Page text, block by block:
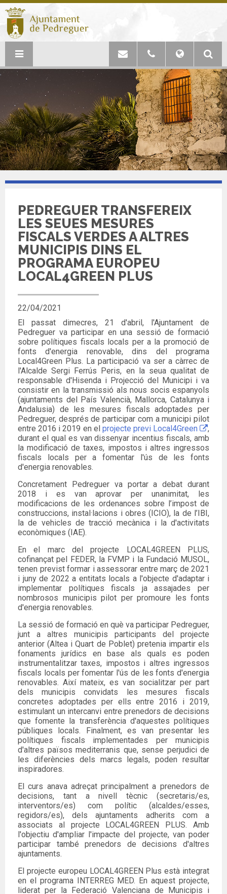
PEDREGUER TRANSFEREIX
LES SEUES MESURES
FISCALS VERDES A ALTRES
MUNICIPIS DINS EL
PROGRAMA EUROPEU
LOCAL4GREEN PLUS
22/04/2021
El passat dimecres, 21 d'abril, l'Ajuntament de
Pedreguer va participar en una sessió de formació
sobre polítiques fiscals locals per a la promoció de
fonts d'energia renovable, dins del programa
Local4Green Plus. La participació va ser a càrrec de
l'Alcalde Sergi Ferrús Peris, en la seua qualitat de
responsable d'Hisenda i Projecció del Municipi i va
consistir en la transmissió als nous socis espanyols
(ajuntaments del País Valencià, Mallorca, Catalunya i
Andalusia) de les mesures fiscals adoptades per
Pedreguer, després de participar com a municipi pilot
entre 2016 i 2019 en el projecte previ Local4Green
,
durant el qual es van dissenyar incentius fiscals, amb
la modificació de taxes, impostos i altres ingressos
fiscals locals per a fomentar l'ús de les fonts
d'energia renovables.
Concretament Pedreguer va portar a debat durant
2018 i es van aprovar per unanimitat, les
modificacions de les ordenances sobre l’impost de
construccions, instal·lacions i obres (ICIO), la de l’IBI,
la de vehicles de tracció mecànica i la d'activitats
econòmiques (IAE).
En el marc del projecte LOCAL4GREEN PLUS,
cofinançat pel FEDER, la FVMP i la Fundació MUSOL,
tenen previst formar i assessorar entre març de 2021
i juny de 2022 a entitats locals a l'objecte d'adaptar i
implementar polítiques fiscals ja assajades per
nombrosos municipis pilot per promoure les fonts
d'energia renovables.
La sessió de formació en què va participar Pedreguer,
junt a altres municipis participants del projecte
anterior (Altea i Quart de Poblet) pretenia impartir els
fonaments jurídics en base als quals es poden
instrumentalitzar taxes, impostos i altres ingressos
fiscals locals per fomentar l'ús de les fonts d'energia
renovables. Així mateix, es van socialitzar per part
dels municipis convidats les mesures fiscals
concretes adoptades per ells entre 2016 i 2019,
estimulant un intercanvi entre prenedors de decisions
que fomente la transferència d'aquestes polítiques
públiques locals. Finalment, es van presentar les
polítiques fiscals implementades per municipis
d'altres països mediterranis que, sense perjudici de
les diferències dels marcs legals, poden resultar
inspiradores.
El curs anava adreçat principalment a prenedors de
decisions, tant a nivell tècnic (secretaris/es,
interventors/es) com polític (alcaldes/esses,
regidors/es), dels ajuntaments adherits com a
associats al projecte LOCAL4GREEN PLUS. Amb
l'objectiu d'ampliar l'impacte del projecte, van poder
participar també prenedors de decisions d'altres
ajuntaments.
El projecte europeu LOCAL4GREEN Plus està integrat
en el programa INTERREG MED. En aquest projecte,
liderat per la Federació Valenciana de Municipis i